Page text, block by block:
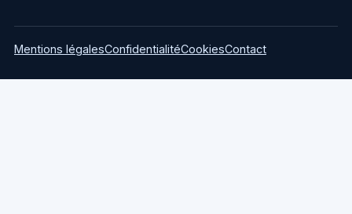
Mentions légalesConfidentialitéCookiesContact